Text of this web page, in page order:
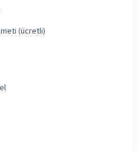
(ücretli)